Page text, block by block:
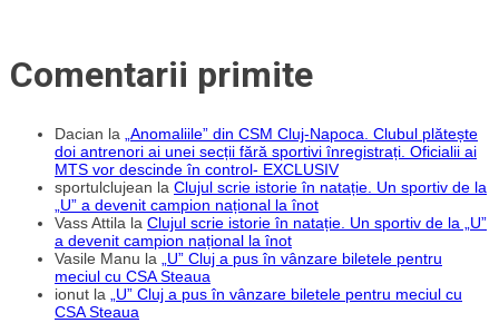
Comentarii primite
Dacian la „Anomaliile” din CSM Cluj-Napoca. Clubul plătește
doi antrenori ai unei secții fără sportivi înregistrați. Oficialii ai
MTS vor descinde în control- EXCLUSIV
sportulclujean la Clujul scrie istorie în natație. Un sportiv de la
„U” a devenit campion național la înot
Vass Attila la Clujul scrie istorie în natație. Un sportiv de la „U”
a devenit campion național la înot
Vasile Manu la „U” Cluj a pus în vânzare biletele pentru
meciul cu CSA Steaua
ionut la „U” Cluj a pus în vânzare biletele pentru meciul cu
CSA Steaua